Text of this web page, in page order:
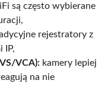
są często wybierane
rejestratory z
IP,
VCA): kamery lepiej
na nie